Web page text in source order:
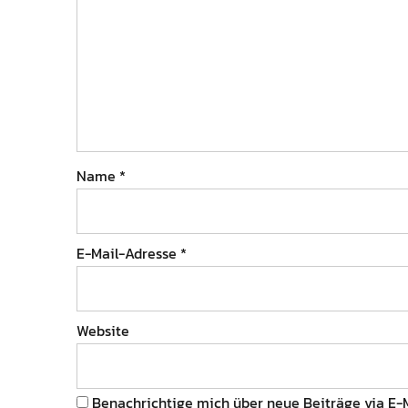
Name *
E-Mail-Adresse *
Website
Benachrichtige mich über neue Beiträge via E-